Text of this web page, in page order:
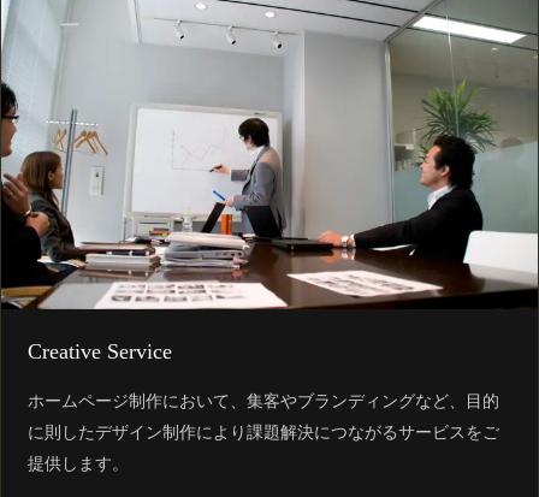
Creative Service
ホームページ制作において、集客やブランディングなど、目的
に則したデザイン制作により課題解決につながるサービスをご
提供します。